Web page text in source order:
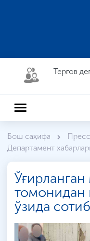
Тергов
Бош саҳифа
Департамент
томонидан
ўзида